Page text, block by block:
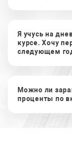
Я учусь на
курсе. Хочу
следующем
Можно ли
проценты по